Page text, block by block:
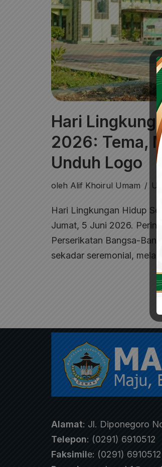
Hari
2026: Tema,
Unduh Logo
oleh Alif Khoirul Umam
Hari Lingkungan Hidup
Jumat, 5 Juni 2026.
Perserikatan Bangsa-
sekadar seremonial,
Alamat: Jl. Diponegoro
Telepon: (0291) 6910512
Faksimile: (0291) 6910512